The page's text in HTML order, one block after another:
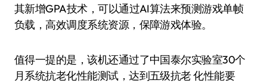
其新增GPA技术，可以通过AI算法来预测游戏单帧
负载，高效调度系统资源，保障游戏体验。
值得一提的是，该机还通过了中国泰尔实验室30个
月系统抗老化性能测试，达到五级抗老 化性能要